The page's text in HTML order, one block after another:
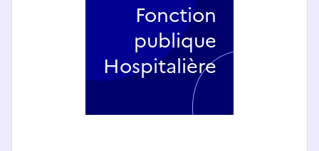
Fonction
publique
Hospitalière